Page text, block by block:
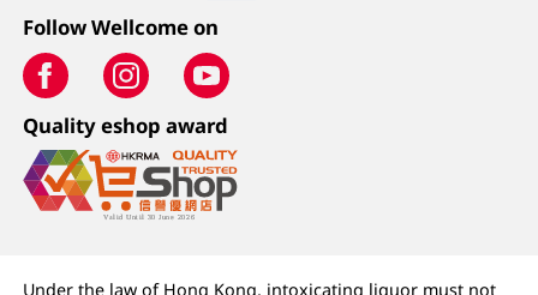
Follow Wellcome on
Quality eshop award
Under the law of Hong Kong, intoxicating liquor must not